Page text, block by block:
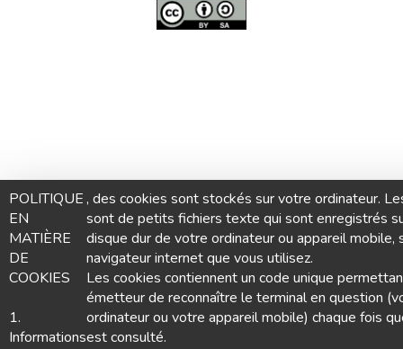
POLITIQUE
EN
MATIÈRE
DE
COOKIES
1.
Informations
, des cookies sont stockés sur votre ordinateur.
sont de petits fichiers texte qui sont enregistrés
disque dur de votre ordinateur ou appareil mobile,
navigateur internet que vous utilisez.
Les cookies contiennent un code unique
émetteur de reconnaître le terminal en question
ordinateur ou votre appareil mobile) chaque fois
est consulté.